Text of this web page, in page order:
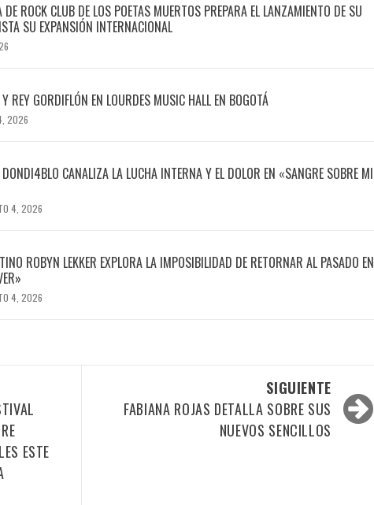
ROCK CLUB DE LOS POETAS MUERTOS PREPARA EL LANZAMIENTO DE SU
SU EXPANSIÓN INTERNACIONAL
REY GORDIFLÓN EN LOURDES MUSIC HALL EN BOGOTÁ
2026
CANALIZA LA LUCHA INTERNA Y EL DOLOR EN «SANGRE SOBRE MI
4, 2026
ROBYN LEKKER EXPLORA LA IMPOSIBILIDAD DE RETORNAR AL PASADO EN
4, 2026
ESTE
SIGUIENTE
FABIANA ROJAS DETALLA SOBRE SUS
NUEVOS SENCILLOS